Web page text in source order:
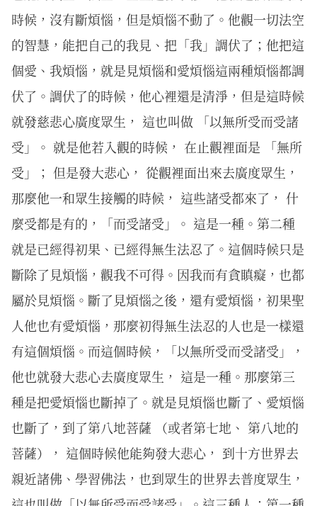
時候，沒有斷煩惱，但是煩惱不動了。他觀一切法空
的智慧，能把自己的我見、把「我」調伏了；他把這
個愛、我煩惱，就是見煩惱和愛煩惱這兩種煩惱都調
伏了。調伏了的時候，他心裡還是清淨，但是這時候
就發慈悲心廣度眾生， 這也叫做 「以無所受而受諸
受」。 就是他若入觀的時候， 在止觀裡面是 「無所
受」； 但是發大悲心， 從觀裡面出來去廣度眾生，
那麼他一和眾生接觸的時候， 這些諸受都來了， 什
麼受都是有的，「而受諸受」。 這是一種。第二種
就是已經得初果、已經得無生法忍了。這個時候只是
斷除了見煩惱，觀我不可得。因我而有貪瞋癡，也都
屬於見煩惱。斷了見煩惱之後，還有愛煩惱，初果聖
人他也有愛煩惱，那麼初得無生法忍的人也是一樣還
有這個煩惱。而這個時候，「以無所受而受諸受」，
他也就發大悲心去廣度眾生， 這是一種。那麼第三
種是把愛煩惱也斷掉了。就是見煩惱也斷了、愛煩惱
也斷了，到了第八地菩薩 （或者第七地、 第八地的
菩薩）， 這個時候他能夠發大悲心， 到十方世界去
親近諸佛、學習佛法，也到眾生的世界去普度眾生，